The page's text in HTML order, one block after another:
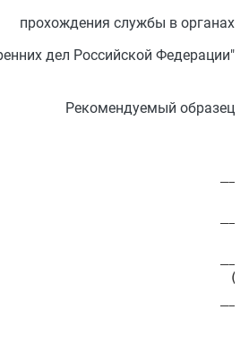
прохождения службы в органах
дел Российской Федерации"
Рекомендуемый образец